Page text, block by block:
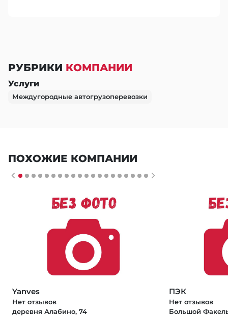
РУБРИКИ КОМПАНИИ
Услуги
Междугородные автогрузоперевозки
ПОХОЖИЕ КОМПАНИИ
Yanves
Нет отзывов
деревня Алабино, 74
ПЭК
Нет отзывов
Большой